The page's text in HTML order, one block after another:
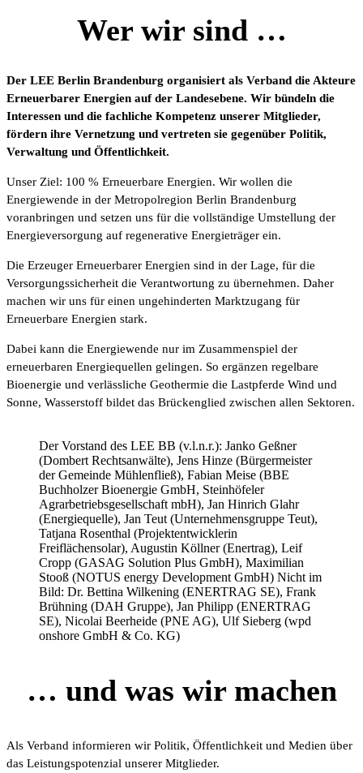
Wer wir sind …
Der LEE Berlin Brandenburg organisiert als Verband die Akteure
Erneuerbarer Energien auf der Landesebene. Wir bündeln die
Interessen und die fachliche Kompetenz unserer Mitglieder,
fördern ihre Vernetzung und vertreten sie gegenüber Politik,
Verwaltung und Öffentlichkeit.
Unser Ziel: 100 % Erneuerbare Energien. Wir wollen die
Energiewende in der Metropolregion Berlin Brandenburg
voranbringen und setzen uns für die vollständige Umstellung der
Energieversorgung auf regenerative Energieträger ein.
Die Erzeuger Erneuerbarer Energien sind in der Lage, für die
Versorgungssicherheit die Verantwortung zu übernehmen. Daher
machen wir uns für einen ungehinderten Marktzugang für
Erneuerbare Energien stark.
Dabei kann die Energiewende nur im Zusammenspiel der
erneuerbaren Energiequellen gelingen. So ergänzen regelbare
Bioenergie und verlässliche Geothermie die Lastpferde Wind und
Sonne, Wasserstoff bildet das Brückenglied zwischen allen Sektoren.
Der Vorstand des LEE BB (v.l.n.r.): Janko Geßner
(Dombert Rechtsanwälte), Jens Hinze (Bürgermeister
der Gemeinde Mühlenfließ), Fabian Meise (BBE
Buchholzer Bioenergie GmbH, Steinhöfeler
Agrarbetriebsgesellschaft mbH), Jan Hinrich Glahr
(Energiequelle), Jan Teut (Unternehmensgruppe Teut),
Tatjana Rosenthal (Projektentwicklerin
Freiflächensolar), Augustin Köllner (Enertrag), Leif
Cropp (GASAG Solution Plus GmbH), Maximilian
Stooß (NOTUS energy Development GmbH) Nicht im
Bild: Dr. Bettina Wilkening (ENERTRAG SE), Frank
Brühning (DAH Gruppe), Jan Philipp (ENERTRAG
SE), Nicolai Beerheide (PNE AG), Ulf Sieberg (wpd
onshore GmbH & Co. KG)
… und was wir machen
Als Verband informieren wir Politik, Öffentlichkeit und Medien über
das Leistungspotenzial unserer Mitglieder.